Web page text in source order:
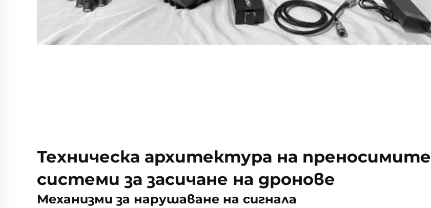
Техническа архитектура на преносимите
системи за засичане на дронове
Механизми за нарушаване на сигнала